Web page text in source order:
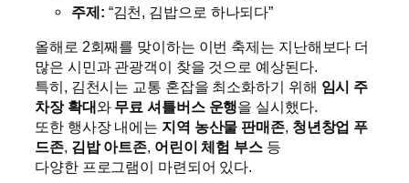
주제: “김천, 김밥으로 하나되다”
올해로 2회째를 맞이하는 이번 축제는 지난해보다 더
많은 시민과 관광객이 찾을 것으로 예상된다.
특히, 김천시는 교통 혼잡을 최소화하기 위해 임시 주
차장 확대 와 무료 셔틀버스 운행을 실시했다.
또한 행사장 내에는 지역 농산물 판매존, 청년창업 푸
드존, 김밥 아트존, 어린이 체험 부스등
다양한 프로그램이 마련되어 있다.